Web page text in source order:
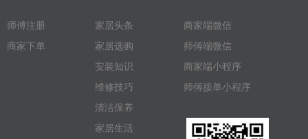
师傅注册
商家下单
家居头条
家居选购
安装知识
维修技巧
清洁保养
家居生活
商家端微信
师傅端微信
商家端小程序
师傅接单小程序